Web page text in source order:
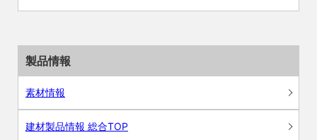
製品情報
素材情報
建材製品情報 総合TOP